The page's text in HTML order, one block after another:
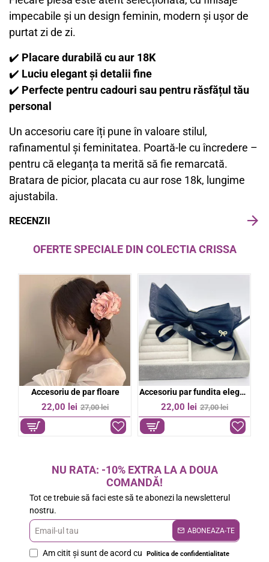
impecabile și un design feminin, modern și ușor de
purtat zi de zi.
✔️ Placare durabilă cu aur 18K
✔️ Luciu elegant și detalii fine
✔️ Perfecte pentru cadouri sau pentru răsfățul tău
personal
Un accesoriu care îți pune în valoare stilul,
rafinamentul și feminitatea. Poartă-le cu încredere –
pentru că eleganța ta merită să fie remarcată.
Bratara de picior, placata cu aur rose 18k, lungime
ajustabila.
RECENZII
OFERTE SPECIALE DIN COLECTIA CRISSA
-19%
Accesoriu de par floare
22,00 lei 27,00 lei
-19%Accesoriu par fundita eleganta
22,00 lei 27,00 lei
NU RATA: -10% EXTRA LA A DOUA
COMANDĂ!
Tot ce trebuie să faci este să te abonezi la newsletterul
nostru.
Email-
ul
ABONEAZA-TE
Am citit şi sunt de acord cu Politica de confidentialitate